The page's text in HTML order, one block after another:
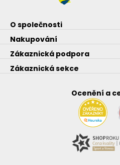
O společnosti
Nakupování
Zákaznická podpora
Zákaznická sekce
Ocenění a